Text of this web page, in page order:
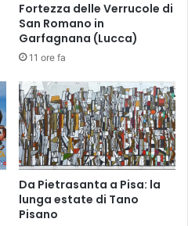
Fortezza delle Verrucole di
San Romano in
Garfagnana (Lucca)
11 ore fa
Da Pietrasanta a Pisa: la
lunga estate di Tano
Pisano